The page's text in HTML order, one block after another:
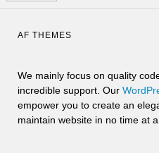
AF THEMES
We mainly focus on quality
incredible support. Our
empower you to create an
maintain website in no time at